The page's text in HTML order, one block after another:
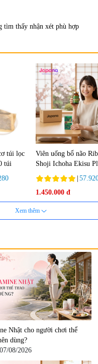
tìm thấy nhận xét phù hợp
túi lọc
túi
Viên uống bổ não
Shoji Ichoha Ekisu
90 viên
1.450.000 đ
thành
Elastin
Hokoen
Viên uống bổ gan
Shoji Hepaclean 60
Xem thêm
Nhật cho người chơi thể
dùng?
07/08/2026